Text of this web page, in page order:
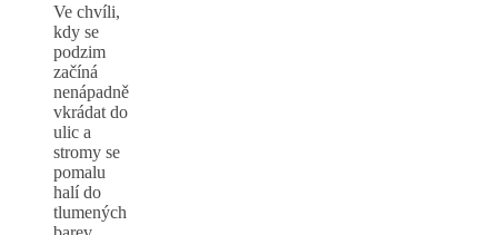
Ve chvíli,
kdy se
podzim
začíná
nenápadně
vkrádat do
ulic a
stromy se
pomalu
halí do
tlumených